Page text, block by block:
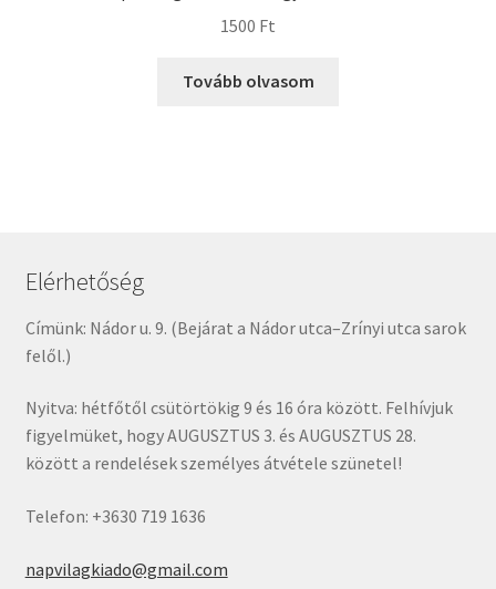
1500 Ft
Tovább olvasom
Elérhetőség
Címünk: Nádor u. 9. (Bejárat a Nádor utca–Zrínyi utca sarok
felől.)
Nyitva: hétfőtől csütörtökig 9 és 16 óra között. Felhívjuk
figyelmüket, hogy AUGUSZTUS 3. és AUGUSZTUS 28.
között a rendelések személyes átvétele szünetel!
Telefon: +3630 719 1636
napvilagkiado@gmail.com